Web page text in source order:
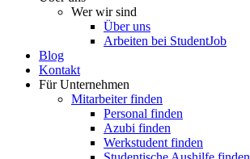
Wer wir sind
Über uns
Arbeiten bei StudentJob
Blog
Kontakt
Für Unternehmen
Mitarbeiter finden
Personal finden
Azubi finden
Werkstudent finden